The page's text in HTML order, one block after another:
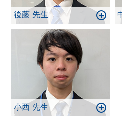
後藤 先生
小西 先生